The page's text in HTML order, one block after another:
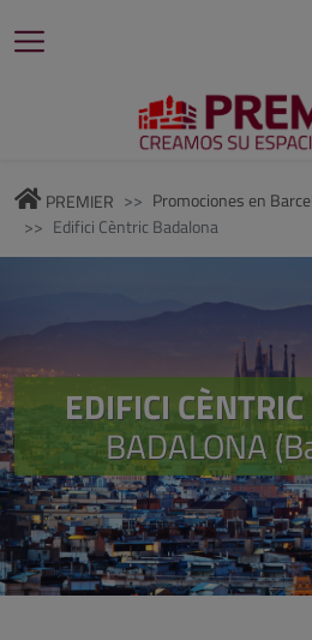
PREMIER
Promociones en
Edifici Cèntric Badalona
EDIFICI
BADALONA